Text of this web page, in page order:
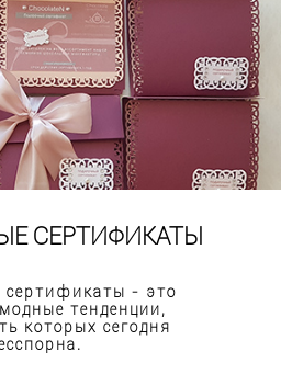
СЕРТИФИКАТЫ
сертификаты - это
тенденции,
которых сегодня